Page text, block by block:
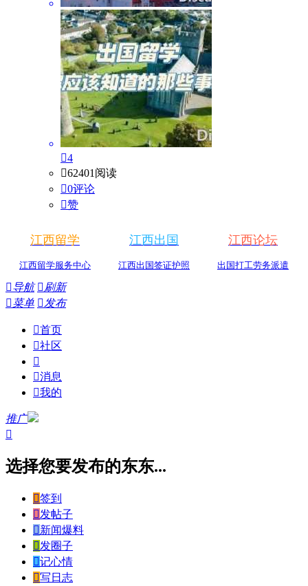
4
62401阅读
0评论
赞
江西留学
江西留学服务中心
江西出国
江西出国签证护照
江西论坛
出国打工劳务派遣
导航 刷新
菜单 发布
首页
社区

消息
我的
推广

选择您要发布的东东...
签到
发帖子
新闻爆料
发圈子
记心情
写日志